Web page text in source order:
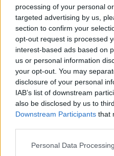
processing of your personal
targeted advertising by us,
section to confirm your
opt-out request is processed
interest-based ads based on
us or personal information
your opt-out. You may
disclosure of your personal
IAB’s list of downstream
also be disclosed by us to
Downstream Participants that
Personal Data
Χρηματοδότηση 8 εκατ. ευρώ
σε 843 μέσα ενημέρωσης-
πρόγραμμα ενίσχυσης του
Τύπου
IAB Hellas: Νέα Διοικούσα